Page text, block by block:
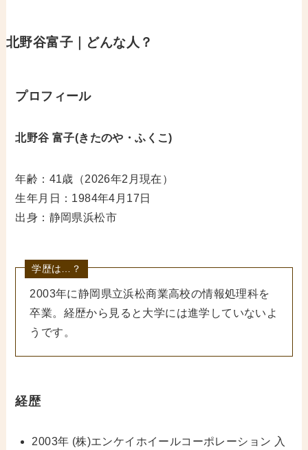
北野谷富子｜どんな人？
プロフィール
北野谷 富子(きたのや・ふくこ)
年齢：41歳（2026年2月現在）
生年月日：1984年4月17日
出身：静岡県浜松市
学歴は…？
2003年に静岡県立浜松商業高校の情報処理科を
卒業。経歴から見ると大学には進学していないよ
うです。
経歴
2003年 (株)エンケイホイールコーポレーション 入